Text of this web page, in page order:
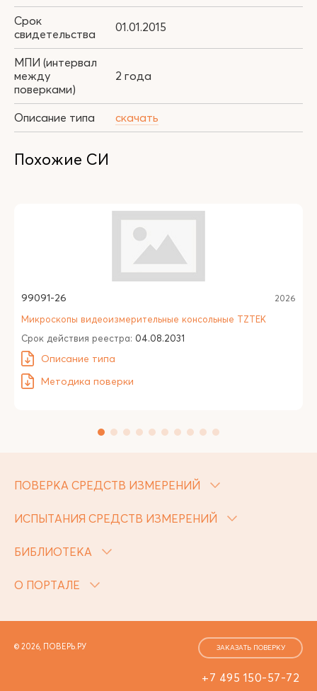
Срок
свидетельства
01.01.2015
МПИ (интервал
между
поверками)
2 года
Описание типа скачать
Похожие СИ
99091-26 2026
Микроскопы видеоизмерительные консольные TZTEK
Срок действия реестра: 04.08.2031
Описание типа
Методика поверки
ПОВЕРКА СРЕДСТВ ИЗМЕРЕНИЙ
ИСПЫТАНИЯ СРЕДСТВ ИЗМЕРЕНИЙ
БИБЛИОТЕКА
О ПОРТАЛЕ
© 2026, ПОВЕРЬ.РУ
+7 495 150-57-72
ЗАКАЗАТЬ ПОВЕРКУ